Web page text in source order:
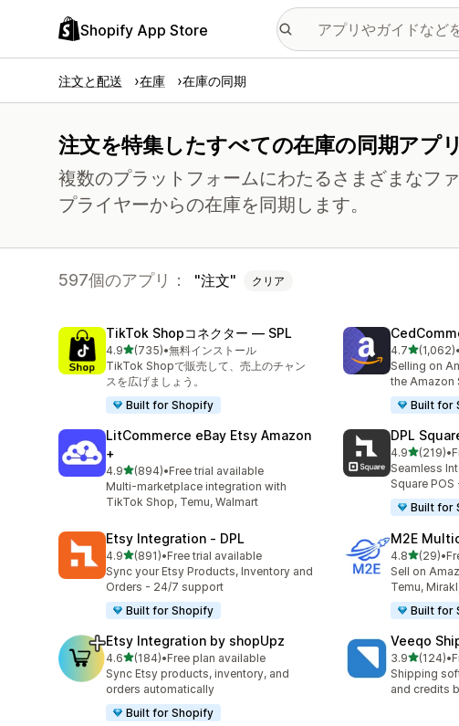
Shopify App Store
注文と配送 在庫 在庫の同期
注文を特集したすべての在庫の同期アプリ
複数のプラットフォームにわたるさまざまなフ
プライヤーからの在庫を同期します。
597個のアプリ： 注文 クリア
TikTok Shopコネクター — SPL
4.95つ星中
(735)
合計レビュー数：735件
•無料インストール
TikTok Shopで販売して、売上のチャン
スを広げましょう。
Built for Shopify
4.75つ星中
(1,062)
合計レビュ •
Selling on
the Amazon
Built for
LitCommerce eBay Etsy Amazon
+
4.95つ星中
(894)
合計レビュー数：894件
•Free trial available
Multi-marketplace integration with
TikTok Shop, Temu, Walmart
DPL
4.95つ星中
(219)
合計レビュ•
Seamless
Square
Built for
Etsy Integration ‑ DPL
4.95つ星中
(891)
合計レビュー数：891件
•Free trial available
Sync your Etsy Products, Inventory and
Orders - 24/7 support
Built for Shopify
M2E
4.85つ星中
(29)
合計レビュ
•
Sell on
Temu,
Built for
Etsy Integration by shopUpz
4.65つ星中
(184)
合計レビュー数：184件
•Free plan available
Sync Etsy products, inventory, and
orders automatically
Built for Shopify
Veeqo
3.95つ星中
(124)
合計レビュ•
Shipping
and credits